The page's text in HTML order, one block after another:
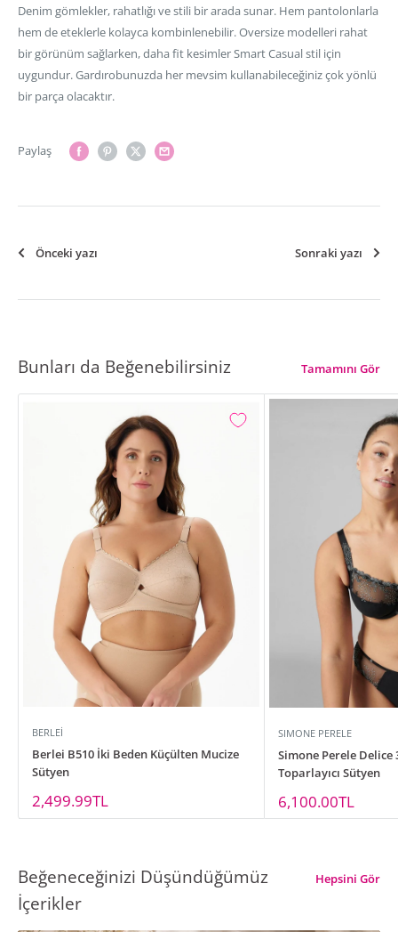
Denim gömlekler, rahatlığı ve stili bir arada sunar. Hem pantolonlarla
hem de eteklerle kolayca kombinlenebilir. Oversize modelleri rahat
bir görünüm sağlarken, daha fit kesimler Smart Casual stil için
uygundur. Gardırobunuzda her mevsim kullanabileceğiniz çok yönlü
bir parça olacaktır.
Paylaş
Önceki yazı Sonraki yazı
Bunları da Beğenebilirsiniz Tamamını Gör
BERLEI
Berlei B510 İki Beden Küçülten Mucize
Sütyen
İndirimli
fiyat
2,499.99TL
SIMONE PERELE
Simone Perele Delice
Toparlayıcı Sütyen
İndirimli
fiyat
6,100.00TL
Beğeneceğinizi Düşündüğümüz
İçerikler
Hepsini Gör